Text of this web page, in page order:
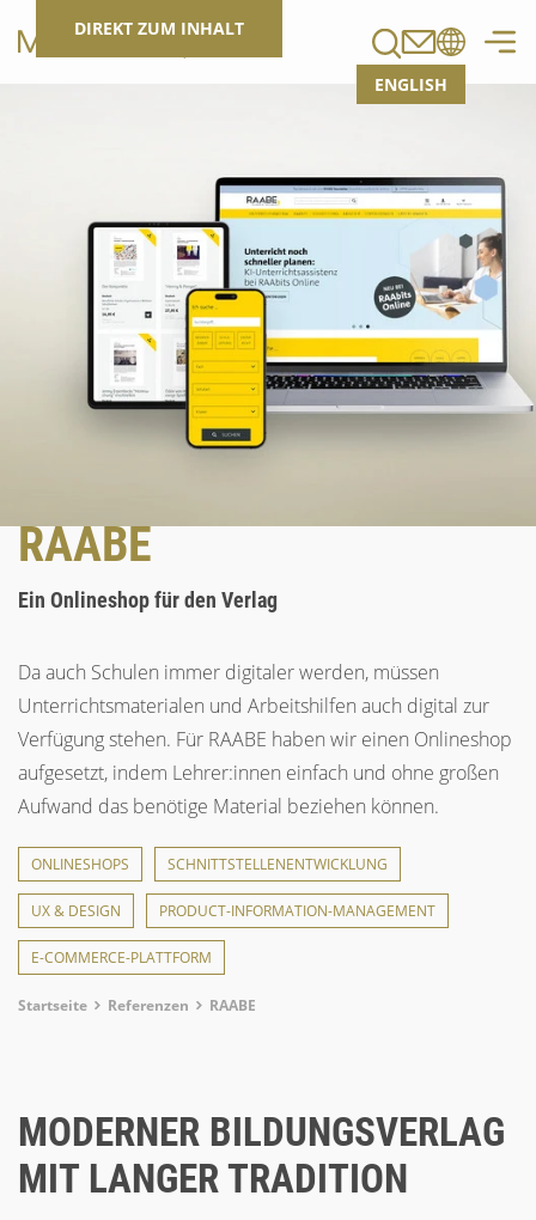
DIREKT ZUM INHALT
ENGLISH
RAABE
Ein Onlineshop für den Verlag
Da auch Schulen immer digitaler werden, müssen
Unterrichtsmaterialen und Arbeitshilfen auch digital zur
Verfügung stehen. Für RAABE haben wir einen Onlineshop
aufgesetzt, indem Lehrer:innen einfach und ohne großen
Aufwand das benötige Material beziehen können.
ONLINESHOPS SCHNITTSTELLENENTWICKLUNG
UX & DESIGN PRODUCT-INFORMATION-MANAGEMENT
E-COMMERCE-PLATTFORM
Breadcrumb
Startseite Referenzen RAABE
MODERNER BILDUNGSVERLAG
MIT LANGER TRADITION